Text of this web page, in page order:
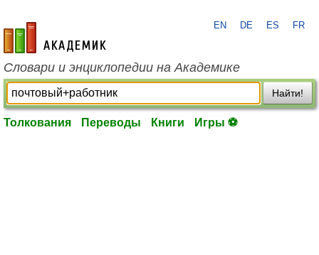
academic.ru
EN DE ES FR
Словари и энциклопедии на Академике
Найти!
Толкования Переводы Книги Игры ⚽